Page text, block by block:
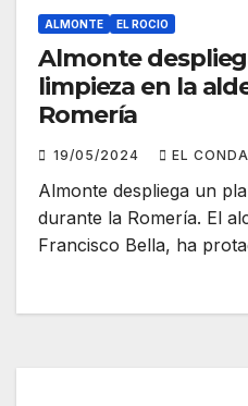
ALMONTE EL ROCIO
Almonte
limpieza en la
Romería
19/05/2024 EL
Almonte despliega un
durante la Romería. El
Francisco Bella, ha